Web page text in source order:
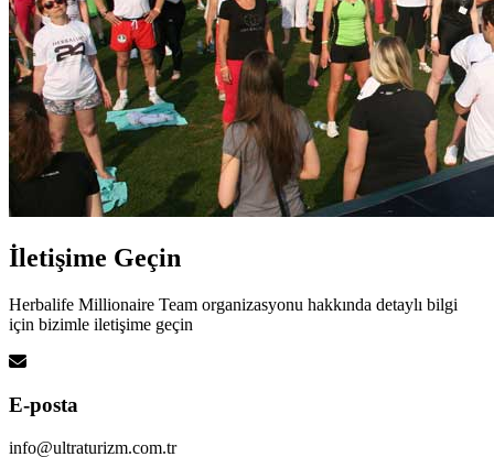
İletişime Geçin
Herbalife Millionaire Team organizasyonu hakkında detaylı bilgi
için bizimle iletişime geçin
E-posta
info@ultraturizm.com.tr